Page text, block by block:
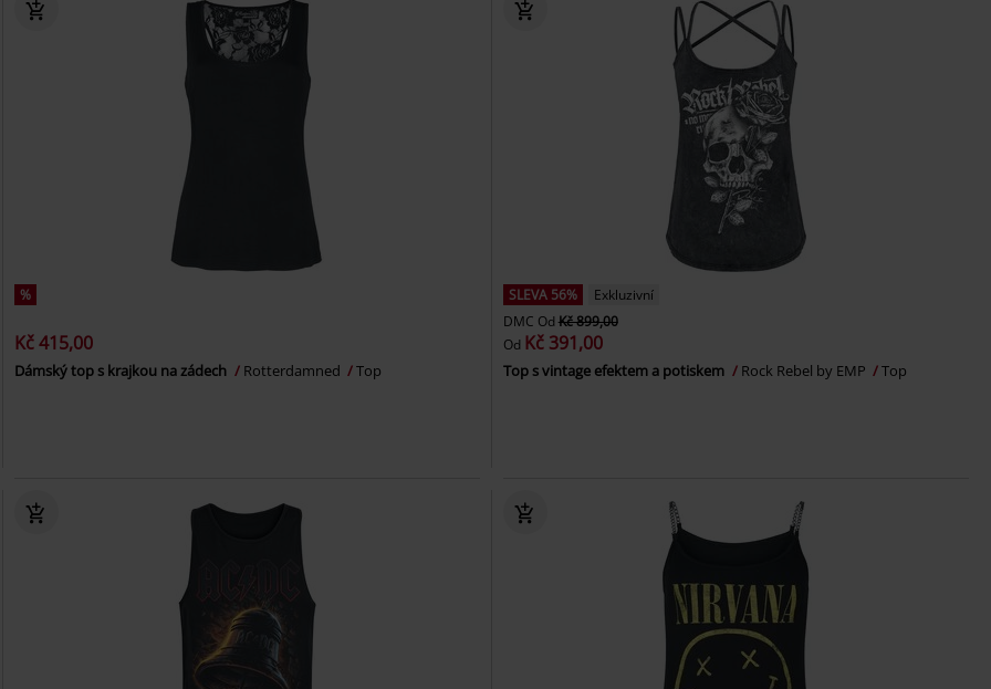
%
Kč 415,00
Dámský top s krajkou na zádech Rotterdamned Top
SLEVA 56%
Exkluzivní
DMC Od Kč 899,00
Od Kč 391,00
Top s vintage efektem a potiskem Rock Rebel by EMP Top